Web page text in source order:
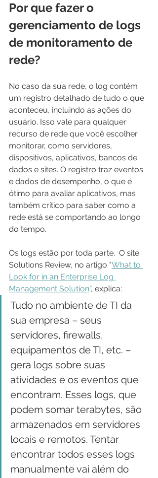
Por que fazer o
gerenciamento de logs
de monitoramento de
rede?
No caso da sua rede, o log contém
um registro detalhado de tudo o que
aconteceu, incluindo as ações do
usuário. Isso vale para qualquer
recurso de rede que você escolher
monitorar, como servidores,
dispositivos, aplicativos, bancos de
dados e sites. O registro traz eventos
e dados de desempenho, o que é
ótimo para avaliar aplicativos, mas
também crítico para saber como a
rede está se comportando ao longo
do tempo.
Os logs estão por toda parte.  O site
Solutions Review, no artigo "What to
Look for in an Enterprise Log
Management Solution“, explica:
Tudo no ambiente de TI da
sua empresa – seus
servidores, firewalls,
equipamentos de TI, etc. –
gera logs sobre suas
atividades e os eventos que
encontram. Esses logs, que
podem somar terabytes, são
armazenados em servidores
locais e remotos. Tentar
encontrar todos esses logs
manualmente vai além do